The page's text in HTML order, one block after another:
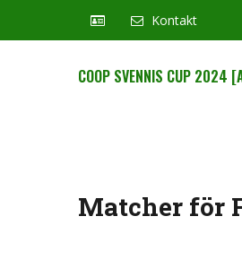
Kontakt
COOP SVENNIS CUP 2024
Matcher för